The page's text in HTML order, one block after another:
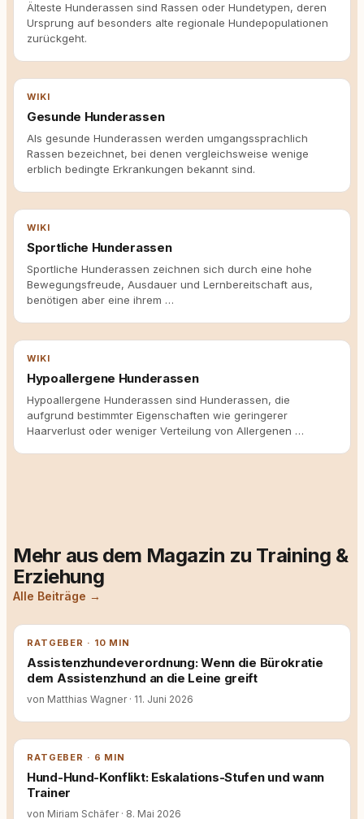
Älteste Hunderassen sind Rassen oder Hundetypen, deren
Ursprung auf besonders alte regionale Hundepopulationen
zurückgeht.
WIKI
Gesunde Hunderassen
Als gesunde Hunderassen werden umgangssprachlich
Rassen bezeichnet, bei denen vergleichsweise wenige
erblich bedingte Erkrankungen bekannt sind.
WIKI
Sportliche Hunderassen
Sportliche Hunderassen zeichnen sich durch eine hohe
Bewegungsfreude, Ausdauer und Lernbereitschaft aus,
benötigen aber eine ihrem …
WIKI
Hypoallergene Hunderassen
Hypoallergene Hunderassen sind Hunderassen, die
aufgrund bestimmter Eigenschaften wie geringerer
Haarverlust oder weniger Verteilung von Allergenen …
Mehr aus dem Magazin zu Training &
Erziehung
Alle Beiträge →
RATGEBER · 10 MIN
Assistenzhundeverordnung: Wenn die Bürokratie
dem Assistenzhund an die Leine greift
von Matthias Wagner · 11. Juni 2026
RATGEBER · 6 MIN
Hund-Hund-Konflikt: Eskalations-Stufen und wann
Trainer
von Miriam Schäfer · 8. Mai 2026